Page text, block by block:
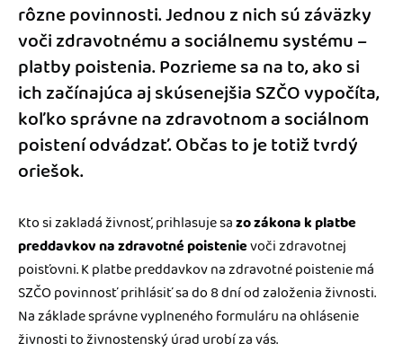
rôzne povinnosti. Jednou z nich sú záväzky
voči zdravotnému a sociálnemu systému –
platby poistenia. Pozrieme sa na to, ako si
ich začínajúca aj skúsenejšia SZČO vypočíta,
koľko správne na zdravotnom a sociálnom
poistení odvádzať. Občas to je totiž tvrdý
oriešok.
Kto si zakladá živnosť, prihlasuje sazo zákona k platbe
preddavkov na zdravotné poistenievoči zdravotnej
poisťovni. K platbe preddavkov na zdravotné poistenie má
SZČO povinnosť prihlásiť sa do 8 dní od založenia živnosti.
Na základe správne vyplneného formuláru na ohlásenie
živnosti to živnostenský úrad urobí za vás.